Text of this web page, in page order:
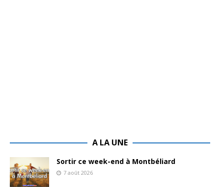
A LA UNE
Sortir ce week-end à Montbéliard
7 août 2026